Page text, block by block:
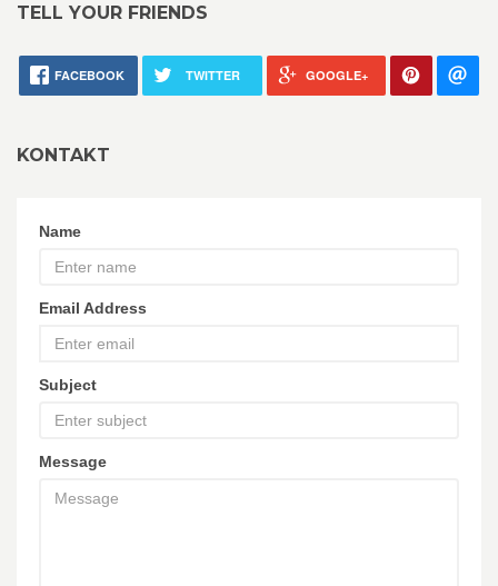
TELL YOUR FRIENDS
FACEBOOK TWITTER GOOGLE+
KONTAKT
Name
Email Address
Subject
Message